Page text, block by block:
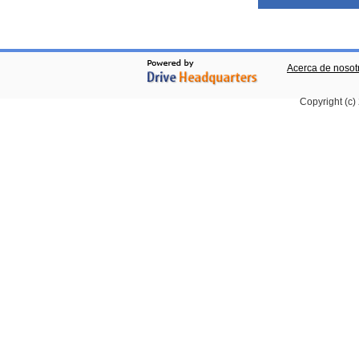
Acerca de
Copyright